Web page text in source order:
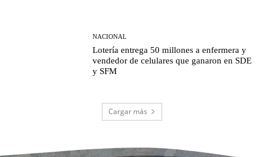
NACIONAL
Lotería entrega 50 millones a enfermera y
vendedor de celulares que ganaron en SDE
y SFM
Cargar más